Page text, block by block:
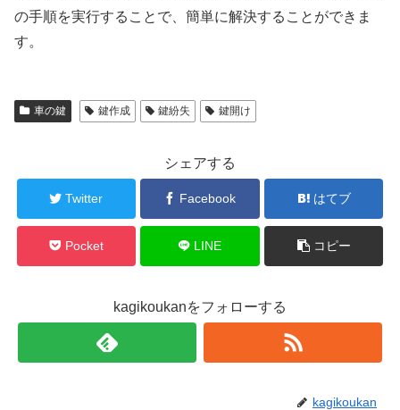
の手順を実行することで、簡単に解決することができま
す。
車の鍵 鍵作成 鍵紛失 鍵開け
シェアする
Twitter Facebook はてブ
Pocket LINE コピー
kagikoukanをフォローする
kagikoukan